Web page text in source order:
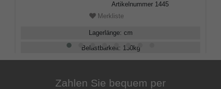
Artikelnummer 1445
Merkliste
Lagerlänge: cm
Belastbarkeit: 130kg
Zahlen Sie bequem per